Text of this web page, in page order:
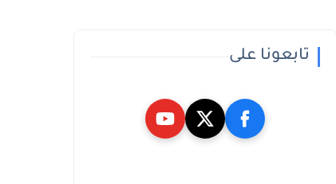
تابعونا على